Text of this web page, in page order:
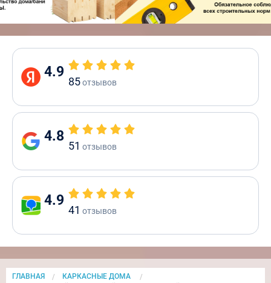
4.9
85отзывов
4.8
51 отзывов
4.9
41 отзывов
ГЛАВНАЯ
КАРКАСНЫЕ ДОМА